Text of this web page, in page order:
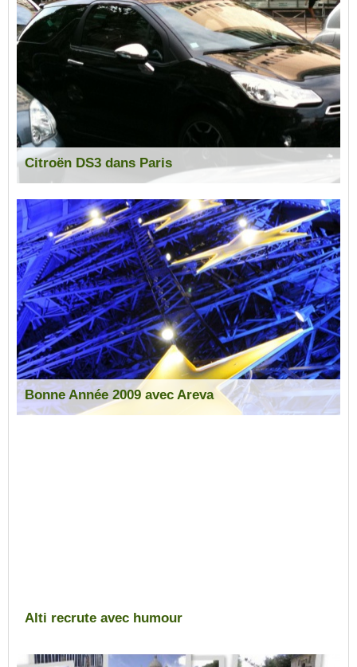
Citroën DS3 dans Paris
Bonne Année 2009 avec Areva
Alti recrute avec humour